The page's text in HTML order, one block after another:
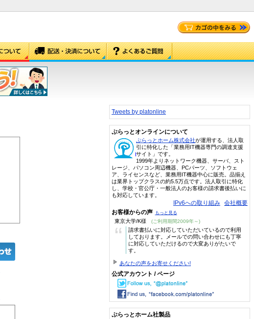
Tweets by platonline
ぷらっとオンラインについて
ぷらっとホーム株式会社が運用する、法人取
引に特化した「業務用IT機器専門の調達支援
サイト」です。
1999年よりネットワーク機器、サーバ、スト
レージ、パソコン周辺機器、PCパーツ、ソフトウェ
ア、ライセンスなど、業務用IT機器中心に販売。品揃え
は業界トップクラスの約5.5万点です。法人取引に特化
し、学校・官公庁・一般法人のお客様の請求書後払いに
も対応しています。
IPv6への取り組み 会社概要
お客様からの声 もっと見る
東京大学/K様 (ご利用期間2009年～)
“
請求書払いに対応していただいているので利用
しております。メールでの問い合わせにも丁寧
に対応していただけるので大変ありがたいで
す。
あなたの声をお寄せください!
公式アカウント / ページ
ぷらっとホーム社製品